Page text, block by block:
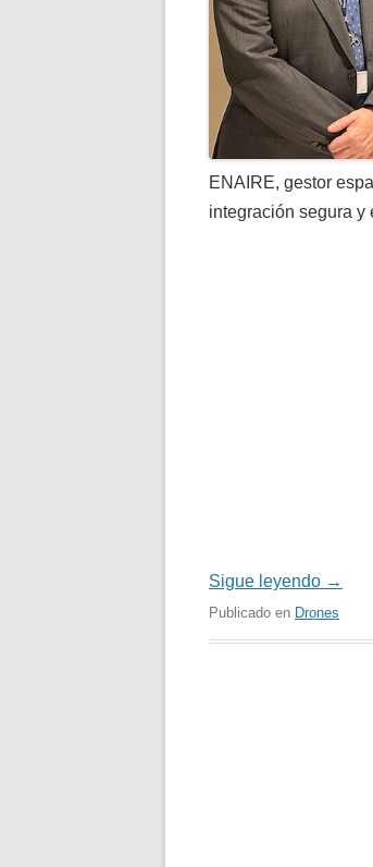
ENAIRE, gestor
integración segura y
Sigue leyendo →
Publicado en Drones